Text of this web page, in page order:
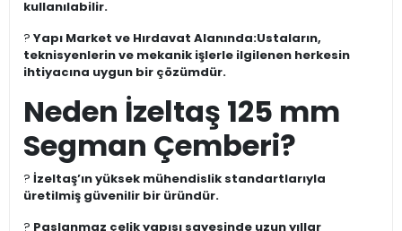
kullanılabilir.
? Yapı Market ve Hırdavat Alanında:Ustaların,
teknisyenlerin ve mekanik işlerle ilgilenen herkesin
ihtiyacına uygun bir çözümdür.
Neden İzeltaş 125 mm
Segman Çemberi?
? İzeltaş’ın yüksek mühendislik standartlarıyla
üretilmiş güvenilir bir üründür.
? Paslanmaz çelik yapısı sayesinde uzun yıllar